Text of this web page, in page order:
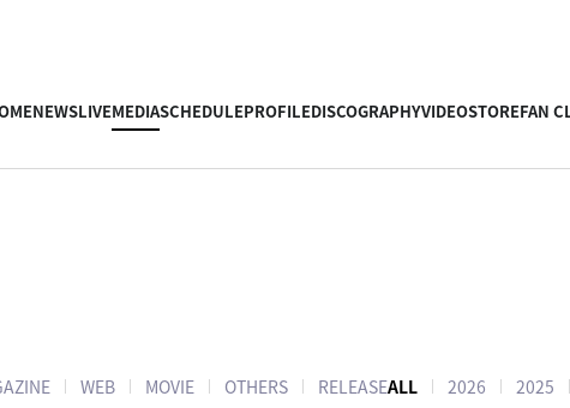
NEWSLIVEMEDIASCHEDULEPROFILEDISCOGRAPHYVIDEOSTOREFAN
WEB MOVIE OTHERS RELEASEALL 2026 2025